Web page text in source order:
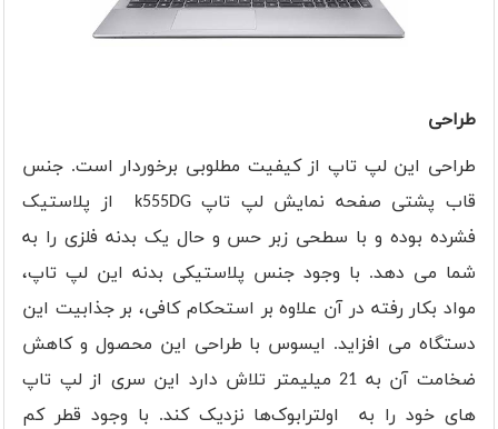
طراحی
طراحی این لپ تاپ از کیفیت مطلوبی برخوردار است. جنس
قاب پشتی صفحه نمایش لپ تاپk555DG از پلاستیک
فشرده بوده و با سطحی زبر حس و حال یک بدنه فلزی را به
شما می دهد. با وجود جنس پلاستیکی بدنه این لپ تاپ،
مواد بکار رفته در آن علاوه بر استحکام کافی، بر جذابیت این
دستگاه می افزاید. ایسوس با طراحی این محصول و کاهش
ضخامت آن به 21 میلیمتر تلاش دارد این سری از لپ تاپ
های خود را به اولترابوک‌ها نزدیک کند. با وجود قطر کم